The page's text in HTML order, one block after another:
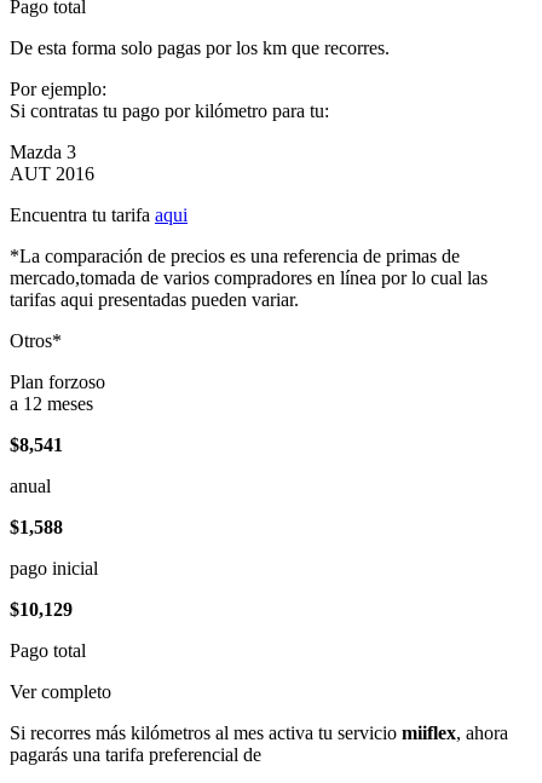
Pago total
De esta forma solo pagas por los km que recorres.
Por ejemplo:
Si contratas tu pago por kilómetro para tu:
Mazda 3
AUT 2016
Encuentra tu tarifa aqui
*La comparación de precios es una referencia de primas de
mercado,tomada de varios compradores en línea por lo cual las
tarifas aqui presentadas pueden variar.
Otros*
Plan forzoso
a 12 meses
$8,541
anual
$1,588
pago inicial
$10,129
Pago total
Ver completo
Si recorres más kilómetros al mes activa tu servicio miiflex, ahora
pagarás una tarifa preferencial de